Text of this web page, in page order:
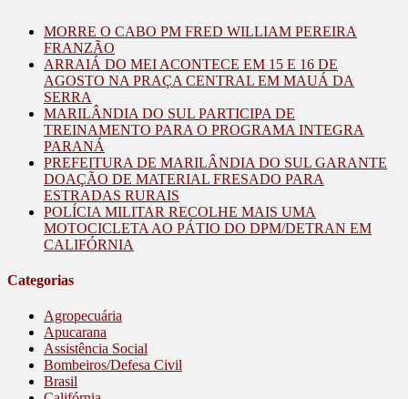
MORRE O CABO PM FRED WILLIAM PEREIRA
FRANZÃO
ARRAIÁ DO MEI ACONTECE EM 15 E 16 DE
AGOSTO NA PRAÇA CENTRAL EM MAUÁ DA
SERRA
MARILÂNDIA DO SUL PARTICIPA DE
TREINAMENTO PARA O PROGRAMA INTEGRA
PARANÁ
PREFEITURA DE MARILÂNDIA DO SUL GARANTE
DOAÇÃO DE MATERIAL FRESADO PARA
ESTRADAS RURAIS
POLÍCIA MILITAR RECOLHE MAIS UMA
MOTOCICLETA AO PÁTIO DO DPM/DETRAN EM
CALIFÓRNIA
Categorias
Agropecuária
Apucarana
Assistência Social
Bombeiros/Defesa Civil
Brasil